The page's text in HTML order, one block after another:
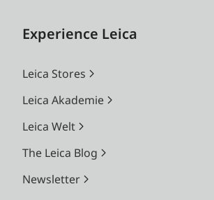
Experience Leica
Leica Stores
Leica Akademie
Leica Welt
The Leica Blog
Newsletter